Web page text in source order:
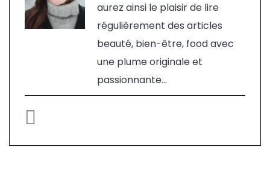
aurez ainsi le plaisir de lire
régulièrement des articles
beauté, bien-être, food avec
une plume originale et
passionnante...